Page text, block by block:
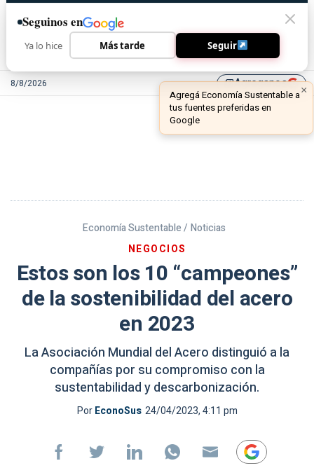
8/8/2026 library_addAgreganos
Economía Sustentable / Noticias
NEGOCIOS
Estos son los 10 “campeones”
de la sostenibilidad del acero
en 2023
La Asociación Mundial del Acero distinguió a la
compañías por su compromiso con la
sustentabilidad y descarbonización.
PorEconoSus 24/04/2023, 4:11 pm
Seguinos en
Ya lo hice Más tarde Seguir